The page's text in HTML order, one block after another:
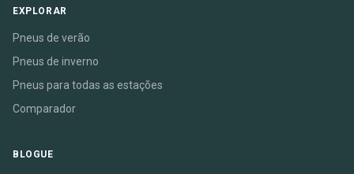
EXPLORAR
Pneus de verão
Pneus de inverno
Pneus para todas as estações
Comparador
BLOGUE